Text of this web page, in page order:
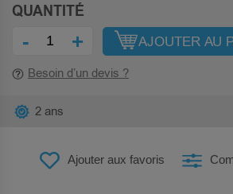
QUANTITÉ
- + AJOUTER AU
Besoin d’un devis ?
Ajouter aux favoris
2 ans